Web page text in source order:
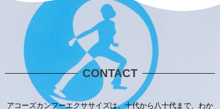
CONTACT
アコーズカンフーエクササイズは、十代から八十代まで、わか